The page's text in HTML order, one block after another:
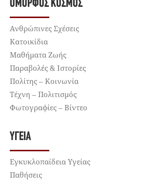
ΌΜΟΡΦΟΣ ΚΌΣΜΟΣ
Ανθρώπινες Σχέσεις
Κατοικίδια
Μαθήματα Ζωής
Παραβολές & Ιστορίες
Πολίτης – Κοινωνία
Τέχνη – Πολιτισμός
Φωτογραφίες – Βίντεο
ΥΓΕΊΑ
Εγκυκλοπαίδεια Υγείας
Παθήσεις